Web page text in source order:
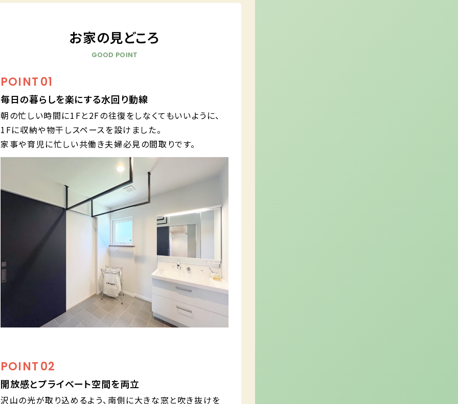
お家の見どころ
GOOD POINT
POINT01
毎日の暮らしを楽にする水回り動線
朝の忙しい時間に1Fと2Fの往復をしなくてもいいように、
1Fに収納や物干しスペースを設けました。
家事や育児に忙しい共働き夫婦必見の間取りです。
POINT02
開放感とプライベート空間を両立
沢山の光が取り込めるよう、南側に大きな窓と吹き抜けを